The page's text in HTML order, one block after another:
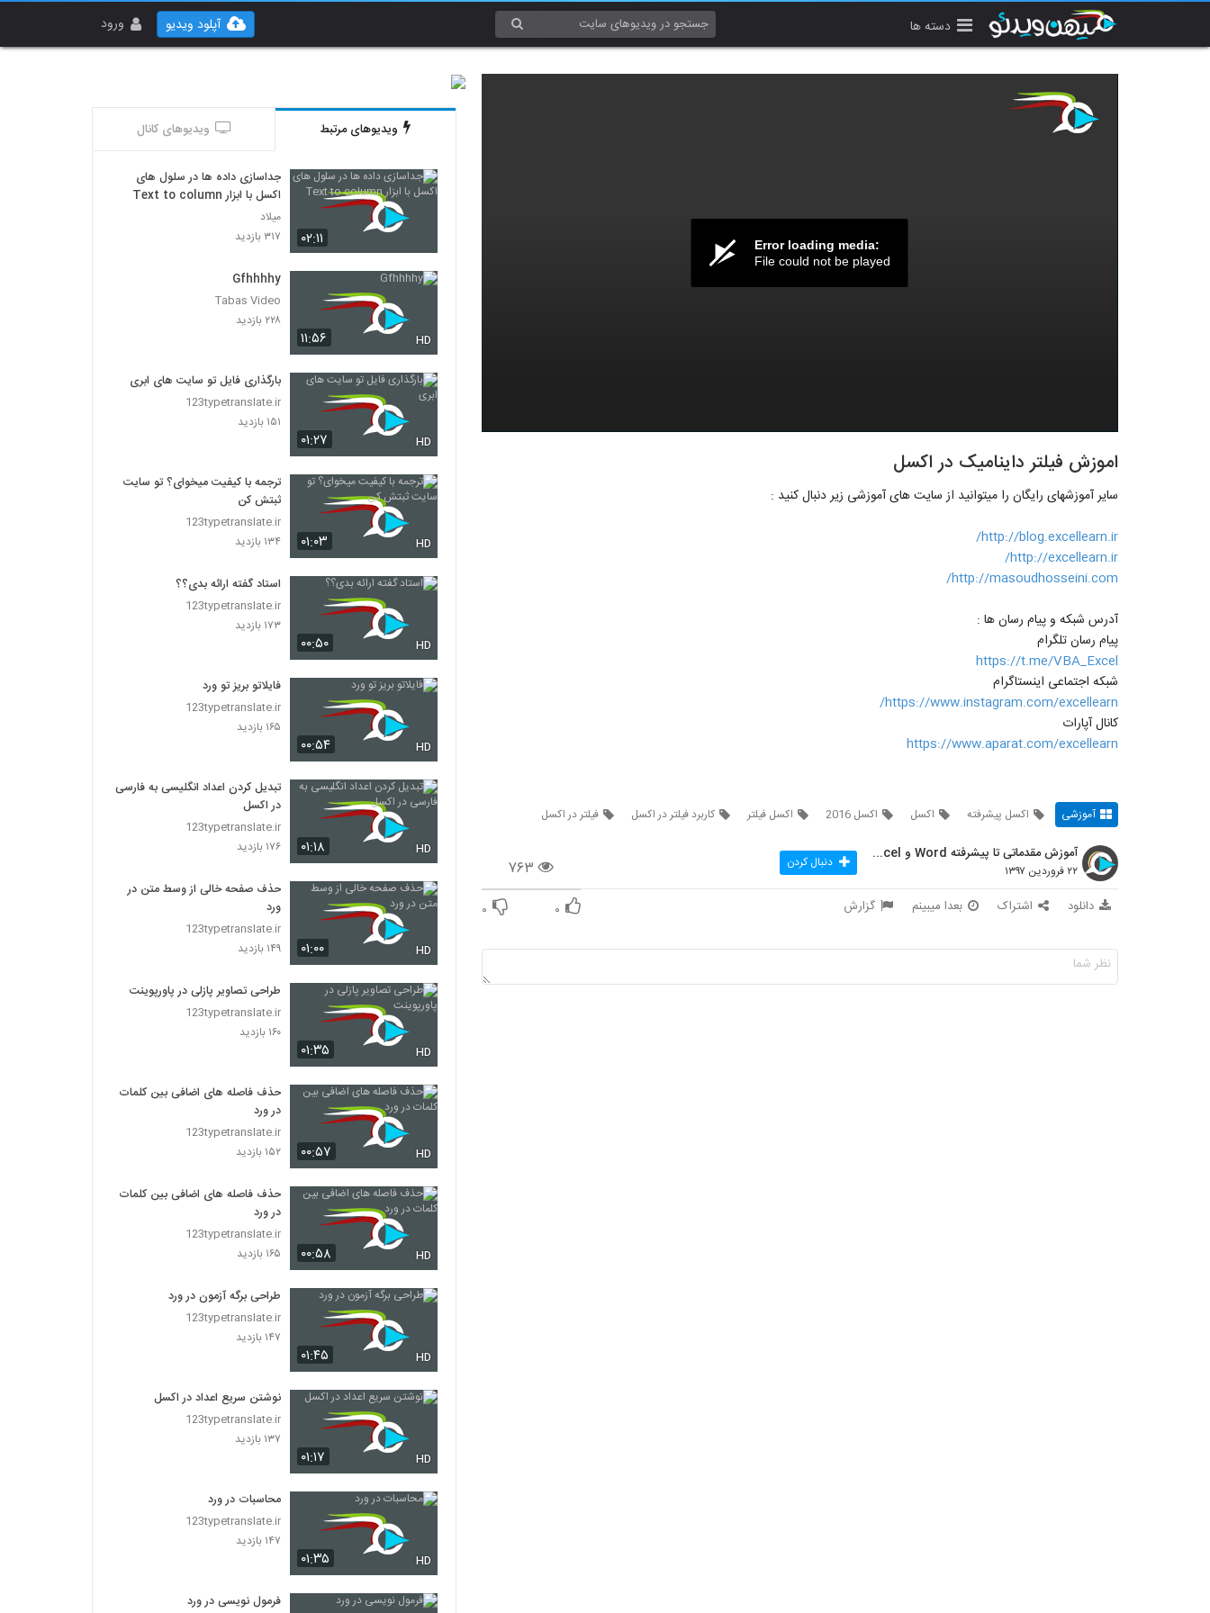
دسته ها ورود آپلود ویدیو
Error loading media:
File could not be played
اموزش فیلتر داینامیک در اکسل
سایر آموزشهای رایگان را میتوانید از سایت های آموزشی زیر دنبال کنید :
http://blog.excellearn.ir/
http://excellearn.ir/
http://masoudhosseini.com/
آدرس شبکه و پیام رسان ها :
پیام رسان تلگرام
https://t.me/VBA_Excel
شبکه اجتماعی اینستاگرام
https://www.instagram.com/excellearn/
کانال آپارات
https://www.aparat.com/excellearn
آموزشی اکسل پیشرفته اکسل اکسل 2016 اکسل فیلتر کاربرد فیلتر در اکسل فیلتر در اکسل
۷۶۳
آموزش مقدماتی تا پیشرفته Word و Excel
۲۲ فروردین ۱۳۹۷ دنبال کردن
دانلود اشتراک بعدا میبینم گزارش ۰ ۰
ویدیوهای مرتبط ویدیوهای کانال
۰۲:۱۱
جداسازی داده ها در سلول های
اکسل با ابزار Text to column
میلاد
۳۱۷ بازدید
۱۱:۵۶ HD
Gfhhhhy
Tabas Video
۲۲۸ بازدید
۰۱:۲۷ HD
بارگذاری فایل تو سایت های ابری
123typetranslate.ir
۱۵۱ بازدید
۰۱:۰۳ HD
ترجمه با کیفیت میخوای؟ تو سایت
ثبتش کن
123typetranslate.ir
۱۳۴ بازدید
۰۰:۵۰ HD
استاد گفته ارائه بدی؟؟
123typetranslate.ir
۱۷۳ بازدید
۰۰:۵۴ HD
فایلاتو بریز تو ورد
123typetranslate.ir
۱۶۵ بازدید
۰۱:۱۸ HD
تبدیل کردن اعداد انگلیسی به فارسی
در اکسل
123typetranslate.ir
۱۷۶ بازدید
۰۱:۰۰ HD
حذف صفحه خالی از وسط متن در
ورد
123typetranslate.ir
۱۴۹ بازدید
۰۱:۳۵ HD
طراحی تصاویر پازلی در پاورپوینت
123typetranslate.ir
۱۶۰ بازدید
۰۰:۵۷ HD
حذف فاصله های اضافی بین کلمات
در ورد
123typetranslate.ir
۱۵۲ بازدید
۰۰:۵۸ HD
حذف فاصله های اضافی بین کلمات
در ورد
123typetranslate.ir
۱۶۵ بازدید
۰۱:۴۵ HD
طراحی برگه آزمون در ورد
123typetranslate.ir
۱۴۷ بازدید
۰۱:۱۷ HD
نوشتن سریع اعداد در اکسل
123typetranslate.ir
۱۳۷ بازدید
۰۱:۳۵ HD
محاسبات در ورد
123typetranslate.ir
۱۴۷ بازدید
فرمول نویسی در ورد